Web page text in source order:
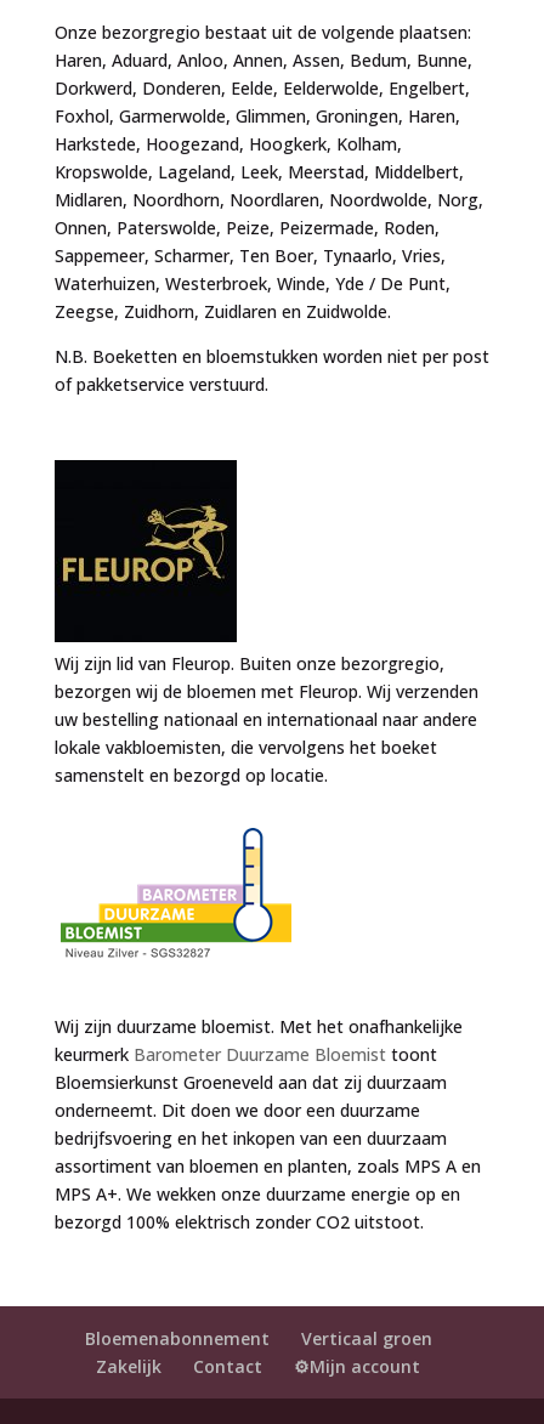
Onze bezorgregio bestaat uit de volgende plaatsen:
Haren, Aduard, Anloo, Annen, Assen, Bedum, Bunne,
Dorkwerd, Donderen, Eelde, Eelderwolde, Engelbert,
Foxhol, Garmerwolde, Glimmen, Groningen, Haren,
Harkstede, Hoogezand, Hoogkerk, Kolham,
Kropswolde, Lageland, Leek, Meerstad, Middelbert,
Midlaren, Noordhorn, Noordlaren, Noordwolde, Norg,
Onnen, Paterswolde, Peize, Peizermade, Roden,
Sappemeer, Scharmer, Ten Boer, Tynaarlo, Vries,
Waterhuizen, Westerbroek, Winde, Yde / De Punt,
Zeegse, Zuidhorn, Zuidlaren en Zuidwolde.
N.B. Boeketten en bloemstukken worden niet per post
of pakketservice verstuurd.
Wij zijn lid van Fleurop. Buiten onze bezorgregio,
bezorgen wij de bloemen met Fleurop. Wij verzenden
uw bestelling nationaal en internationaal naar andere
lokale vakbloemisten, die vervolgens het boeket
samenstelt en bezorgd op locatie.
Wij zijn duurzame bloemist. Met het onafhankelijke
keurmerk Barometer Duurzame Bloemisttoont
Bloemsierkunst Groeneveld aan dat zij duurzaam
onderneemt. Dit doen we door een duurzame
bedrijfsvoering en het inkopen van een duurzaam
assortiment van bloemen en planten, zoals MPS A en
MPS A+. We wekken onze duurzame energie op en
bezorgd 100% elektrisch zonder CO2 uitstoot.
Bloemenabonnement
Verticaal groen
Zakelijk
Contact ⚙️Mijn account